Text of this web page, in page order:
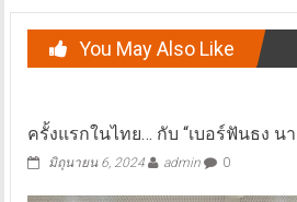
You May Also Like
ครั้งแรกในไทย… กับ “เบอร์ฟันธง น
มิถุนายน 6, 2024 admin 0